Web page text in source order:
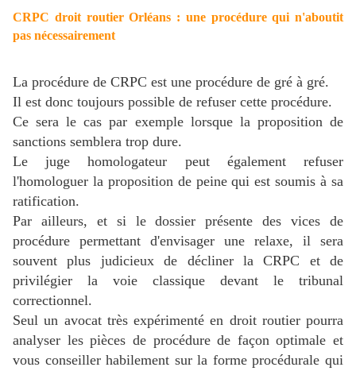
CRPC droit routier Orléans : une procédure qui n'aboutit
pas nécessairement
La procédure de CRPC est une procédure de gré à gré.
Il est donc toujours possible de refuser cette procédure.
Ce sera le cas par exemple lorsque la proposition de
sanctions semblera trop dure.
Le juge homologateur peut également refuser
l'homologuer la proposition de peine qui est soumis à sa
ratification.
Par ailleurs, et si le dossier présente des vices de
procédure permettant d'envisager une relaxe, il sera
souvent plus judicieux de décliner la CRPC et de
privilégier la voie classique devant le tribunal
correctionnel.
Seul un avocat très expérimenté en droit routier pourra
analyser les pièces de procédure de façon optimale et
vous conseiller habilement sur la forme procédurale qui